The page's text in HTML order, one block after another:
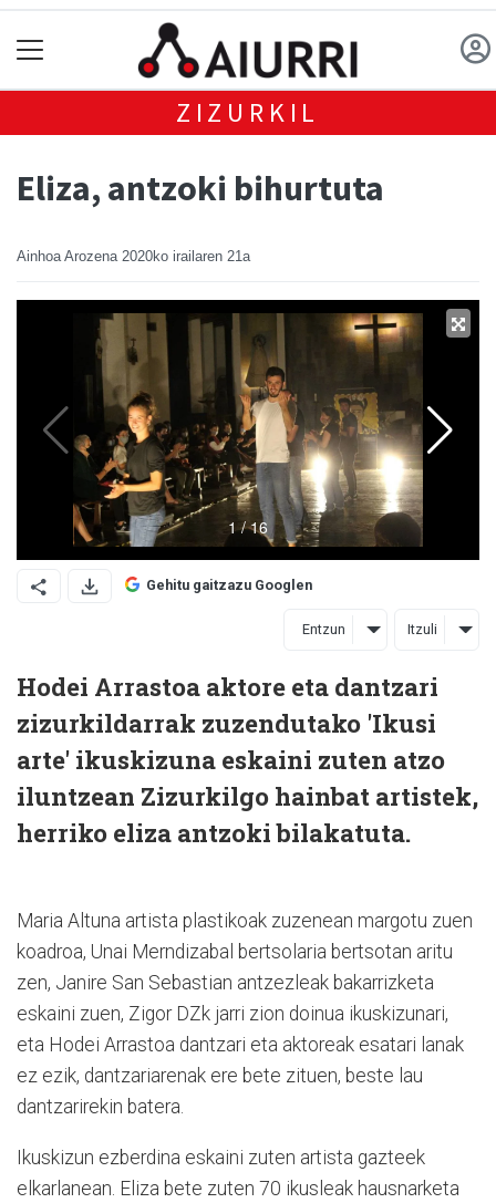
ZIZURKIL
Eliza, antzoki bihurtuta
Ainhoa Arozena 2020ko irailaren 21a
Gehitu gaitzazu Googlen
Entzun Itzuli
Hodei Arrastoa aktore eta dantzari
zizurkildarrak zuzendutako 'Ikusi
arte' ikuskizuna eskaini zuten atzo
iluntzean Zizurkilgo hainbat artistek,
herriko eliza antzoki bilakatuta.
Maria Altuna artista plastikoak zuzenean margotu zuen
koadroa, Unai Merndizabal bertsolaria bertsotan aritu
zen, Janire San Sebastian antzezleak bakarrizketa
eskaini zuen, Zigor DZk jarri zion doinua ikuskizunari,
eta Hodei Arrastoa dantzari eta aktoreak esatari lanak
ez ezik, dantzariarenak ere bete zituen, beste lau
dantzarirekin batera.
Ikuskizun ezberdina eskaini zuten artista gazteek
elkarlanean. Eliza bete zuten 70 ikusleak hausnarketa